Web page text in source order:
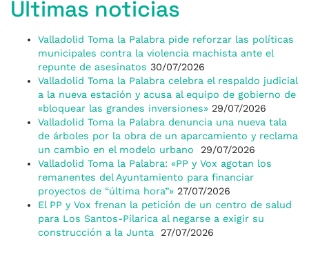
Últimas noticias
Valladolid Toma la Palabra pide reforzar las políticas
municipales contra la violencia machista ante el
repunte de asesinatos 30/07/2026
Valladolid Toma la Palabra celebra el respaldo judicial
a la nueva estación y acusa al equipo de gobierno de
«bloquear las grandes inversiones» 29/07/2026
Valladolid Toma la Palabra denuncia una nueva tala
de árboles por la obra de un aparcamiento y reclama
un cambio en el modelo urbano
29/07/2026
Valladolid Toma la Palabra: «PP y Vox agotan los
remanentes del Ayuntamiento para financiar
proyectos de “última hora”» 27/07/2026
El PP y Vox frenan la petición de un centro de salud
para Los Santos-Pilarica al negarse a exigir su
construcción a la Junta
27/07/2026